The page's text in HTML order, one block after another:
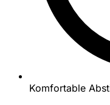
Komfortable